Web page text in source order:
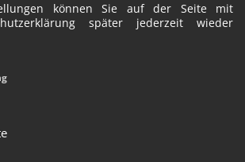
können Sie auf der Seite mit
später jederzeit wieder